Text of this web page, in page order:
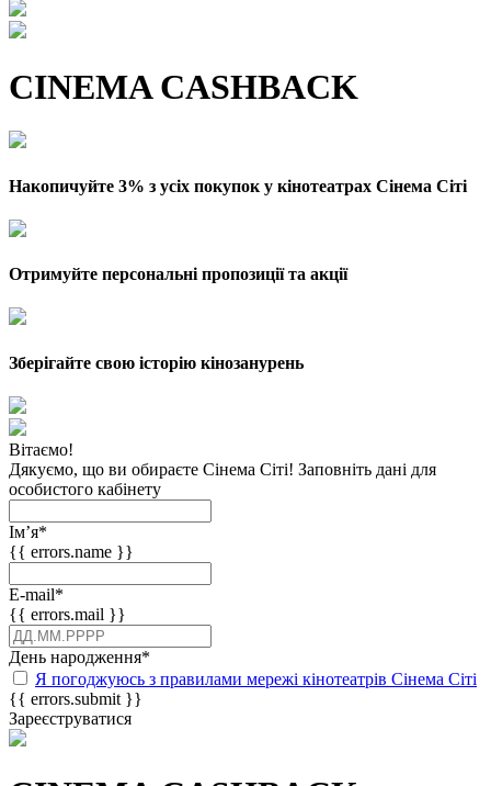
CINEMA CASHBACK
Накопичуйте 3% з усіх покупок у кінотеатрах Сінема Сіті
Отримуйте персональні пропозиції та акції
Зберігайте свою історію кінозанурень
Вітаємо!
Дякуємо, що ви обираєте Сінема Сіті! Заповніть дані для
особистого кабінету
Імʼя*
{{ errors.name }}
E-mail*
{{ errors.mail }}
День народження*
Я погоджуюсь з правилами мережі кінотеатрів Сінема Сіті
{{ errors.submit }}
Зареєструватися